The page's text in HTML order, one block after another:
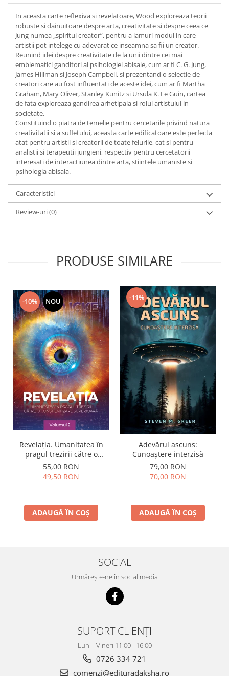
Oracol
Spiritualitate şi ştiinţă
Fără categorie
Cunoaștere
In aceasta carte reflexiva si revelatoare, Wood exploreaza teorii
robuste si dainuitoare despre arta, creativitate si despre ceea ce
Jung numea „spiritul creator”, pentru a lamuri modul in care
artistii pot intelege cu adevarat ce inseamna sa fii un creator.
Reunind idei despre creativitate de la unii dintre cei mai
emblematici ganditori ai psihologiei abisale, cum ar fi C. G. Jung,
James Hillman si Joseph Campbell, si prezentand o selectie de
creatori care au fost influentati de aceste idei, cum ar fi Martha
Graham, Mary Oliver, Stanley Kunitz si Ursula K. Le Guin, cartea
de fata exploreaza gandirea arhetipala si rolul artistului in
societate.
Constituind o piatra de temelie pentru cercetarile privind natura
creativitatii si a sufletului, aceasta carte edificatoare este perfecta
atat pentru artistii si creatorii de toate felurile, cat si pentru
analistii si terapeutii jungieni, respectiv pentru cercetatorii
interesati de interactiunea dintre arta, stiintele umaniste si
psihologia abisala.
Caracteristici
Review-uri(0)
PRODUSE SIMILARE
-10% NOU
Revelația. Umanitatea în
pragul trezirii către o
conştientizare superioară,
volumul 2
55,00 RON
49,50 RON
ADAUGĂ ÎN COȘ
-11%
Adevărul ascuns:
Cunoaștere interzisă
79,00 RON
70,00 RON
ADAUGĂ ÎN COȘ
SOCIAL
Urmărește-ne în social media
SUPORT CLIENȚI
Luni - Vineri 11:00 - 16:00
0726 334 721
comenzi@edituradaksha.ro